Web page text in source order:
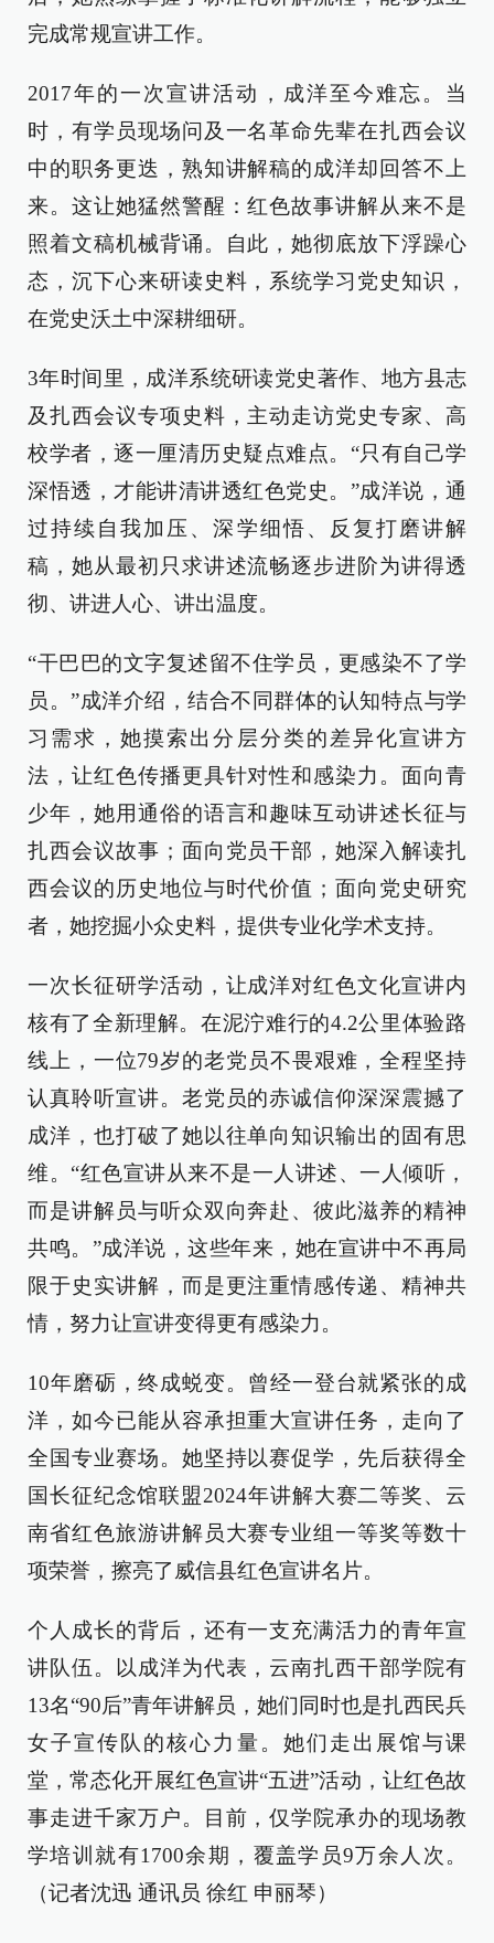
完成常规宣讲工作。
2017年的一次宣讲活动，成洋至今难忘。当
时，有学员现场问及一名革命先辈在扎西会议
中的职务更迭，熟知讲解稿的成洋却回答不上
来。这让她猛然警醒：红色故事讲解从来不是
照着文稿机械背诵。自此，她彻底放下浮躁心
态，沉下心来研读史料，系统学习党史知识，
在党史沃土中深耕细研。
3年时间里，成洋系统研读党史著作、地方县志
及扎西会议专项史料，主动走访党史专家、高
校学者，逐一厘清历史疑点难点。“只有自己学
深悟透，才能讲清讲透红色党史。”成洋说，通
过持续自我加压、深学细悟、反复打磨讲解
稿，她从最初只求讲述流畅逐步进阶为讲得透
彻、讲进人心、讲出温度。
“干巴巴的文字复述留不住学员，更感染不了学
员。”成洋介绍，结合不同群体的认知特点与学
习需求，她摸索出分层分类的差异化宣讲方
法，让红色传播更具针对性和感染力。面向青
少年，她用通俗的语言和趣味互动讲述长征与
扎西会议故事；面向党员干部，她深入解读扎
西会议的历史地位与时代价值；面向党史研究
者，她挖掘小众史料，提供专业化学术支持。
一次长征研学活动，让成洋对红色文化宣讲内
核有了全新理解。在泥泞难行的4.2公里体验路
线上，一位79岁的老党员不畏艰难，全程坚持
认真聆听宣讲。老党员的赤诚信仰深深震撼了
成洋，也打破了她以往单向知识输出的固有思
维。“红色宣讲从来不是一人讲述、一人倾听，
而是讲解员与听众双向奔赴、彼此滋养的精神
共鸣。”成洋说，这些年来，她在宣讲中不再局
限于史实讲解，而是更注重情感传递、精神共
情，努力让宣讲变得更有感染力。
10年磨砺，终成蜕变。曾经一登台就紧张的成
洋，如今已能从容承担重大宣讲任务，走向了
全国专业赛场。她坚持以赛促学，先后获得全
国长征纪念馆联盟2024年讲解大赛二等奖、云
南省红色旅游讲解员大赛专业组一等奖等数十
项荣誉，擦亮了威信县红色宣讲名片。
个人成长的背后，还有一支充满活力的青年宣
讲队伍。以成洋为代表，云南扎西干部学院有
13名“90后”青年讲解员，她们同时也是扎西民兵
女子宣传队的核心力量。她们走出展馆与课
堂，常态化开展红色宣讲“五进”活动，让红色故
事走进千家万户。目前，仅学院承办的现场教
学培训就有1700余期，覆盖学员9万余人次。
（记者沈迅 通讯员 徐红 申丽琴）